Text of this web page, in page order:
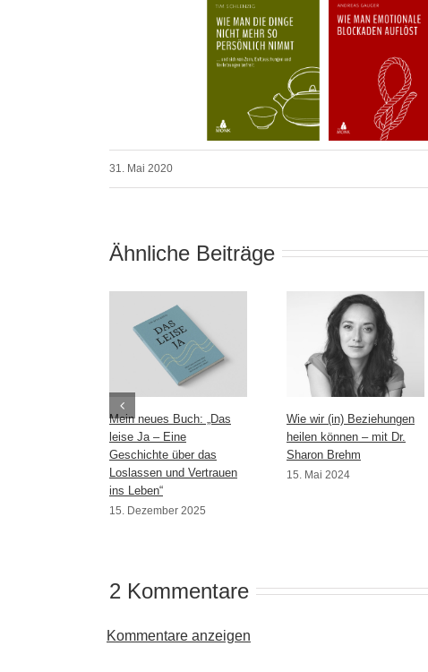
31. Mai 2020
Ähnliche Beiträge
Mein neues Buch: „Das
leise Ja – Eine
Geschichte über das
Loslassen und Vertrauen
ins Leben“
15. Dezember 2025
Wie wir (in) Beziehungen
heilen können – mit Dr.
Sharon Brehm
15. Mai 2024
2 Kommentare
Kommentare anzeigen